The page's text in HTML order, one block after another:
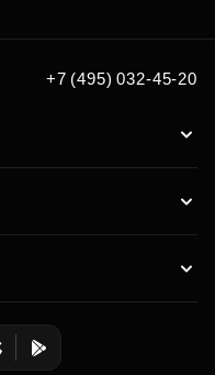
+7 (495) 032-45-20